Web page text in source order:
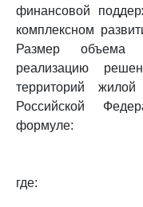
финансовой
комплексном
Размер объема
реализацию
территорий
Российской
формуле:
где: